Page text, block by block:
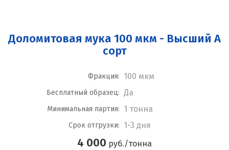
Доломитовая мука 100 мкм - Высший А
сорт
Фракция: 100 мкм
Бесплатный образец: Да
Минимальная партия: 1 тонна
Срок отгрузки: 1-3 дня
4 000 руб./тонна